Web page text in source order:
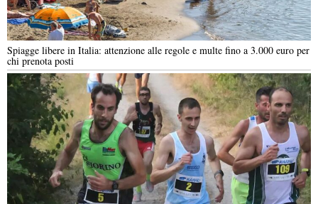
Spiagge libere in Italia: attenzione alle regole e multe fino a 3.000 euro per
chi prenota posti